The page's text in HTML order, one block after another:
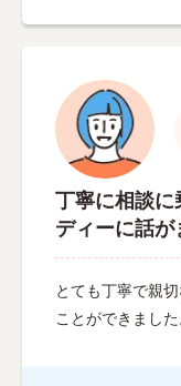
丁寧に相談に
ディーに話が
とても丁寧で親
ことができまし